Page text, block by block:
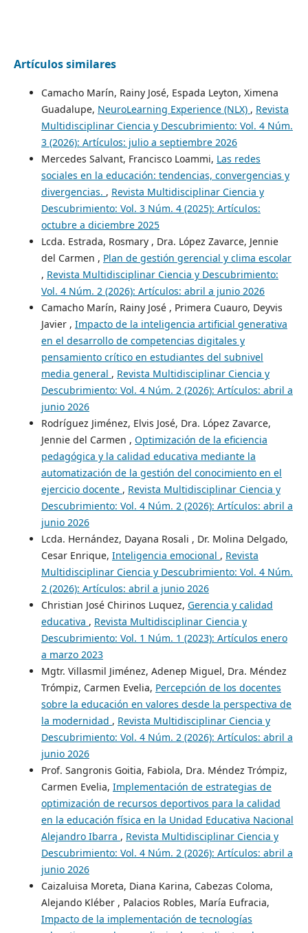
Artículos similares
Camacho Marín, Rainy José, Espada Leyton, Ximena
Guadalupe, NeuroLearning Experience (NLX) , Revista
Multidisciplinar Ciencia y Descubrimiento: Vol. 4 Núm.
3 (2026): Artículos: julio a septiembre 2026
Mercedes Salvant, Francisco Loammi, Las redes
sociales en la educación: tendencias, convergencias y
divergencias. , Revista Multidisciplinar Ciencia y
Descubrimiento: Vol. 3 Núm. 4 (2025): Artículos:
octubre a diciembre 2025
Lcda. Estrada, Rosmary , Dra. López Zavarce, Jennie
del Carmen , Plan de gestión gerencial y clima escolar
, Revista Multidisciplinar Ciencia y Descubrimiento:
Vol. 4 Núm. 2 (2026): Artículos: abril a junio 2026
Camacho Marín, Rainy José , Primera Cuauro, Deyvis
Javier , Impacto de la inteligencia artificial generativa
en el desarrollo de competencias digitales y
pensamiento crítico en estudiantes del subnivel
media general , Revista Multidisciplinar Ciencia y
Descubrimiento: Vol. 4 Núm. 2 (2026): Artículos: abril a
junio 2026
Rodríguez Jiménez, Elvis José, Dra. López Zavarce,
Jennie del Carmen , Optimización de la eficiencia
pedagógica y la calidad educativa mediante la
automatización de la gestión del conocimiento en el
ejercicio docente , Revista Multidisciplinar Ciencia y
Descubrimiento: Vol. 4 Núm. 2 (2026): Artículos: abril a
junio 2026
Lcda. Hernández, Dayana Rosali , Dr. Molina Delgado,
Cesar Enrique, Inteligencia emocional , Revista
Multidisciplinar Ciencia y Descubrimiento: Vol. 4 Núm.
2 (2026): Artículos: abril a junio 2026
Christian José Chirinos Luquez, Gerencia y calidad
educativa , Revista Multidisciplinar Ciencia y
Descubrimiento: Vol. 1 Núm. 1 (2023): Artículos enero
a marzo 2023
Mgtr. Villasmil Jiménez, Adenep Miguel, Dra. Méndez
Trómpiz, Carmen Evelia, Percepción de los docentes
sobre la educación en valores desde la perspectiva de
la modernidad , Revista Multidisciplinar Ciencia y
Descubrimiento: Vol. 4 Núm. 2 (2026): Artículos: abril a
junio 2026
Prof. Sangronis Goitia, Fabiola, Dra. Méndez Trómpiz,
Carmen Evelia, Implementación de estrategias de
optimización de recursos deportivos para la calidad
en la educación física en la Unidad Educativa Nacional
Alejandro Ibarra , Revista Multidisciplinar Ciencia y
Descubrimiento: Vol. 4 Núm. 2 (2026): Artículos: abril a
junio 2026
Caizaluisa Moreta, Diana Karina, Cabezas Coloma,
Alejando Kléber , Palacios Robles, María Eufracia,
Impacto de la implementación de tecnologías